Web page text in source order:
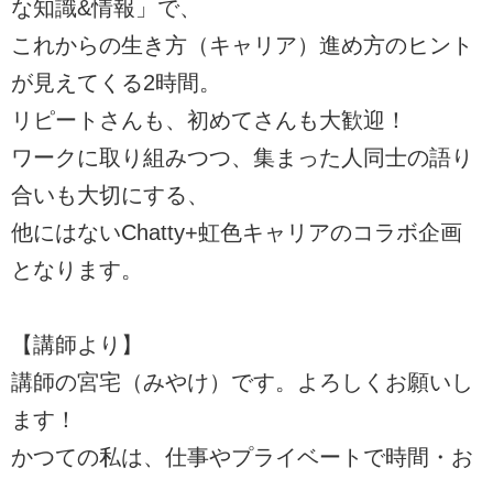
な知識&情報」で、
これからの生き方（キャリア）進め方のヒント
が見えてくる2時間。
リピートさんも、初めてさんも大歓迎！
ワークに取り組みつつ、集まった人同士の語り
合いも大切にする、
他にはないChatty+虹色キャリアのコラボ企画
となります。
【講師より】
講師の宮宅（みやけ）です。よろしくお願いし
ます！
かつての私は、仕事やプライベートで時間・お